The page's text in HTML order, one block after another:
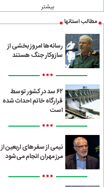
بیشتر
مطالب استانها
رسانه‌ها امروز بخشی از
سازوکار جنگ هستند
•••
۶۲ سد در کشور توسط
قرارگاه خاتم احداث شده
است
•••
نیمی از سفرهای اربعین از
مرز مهران انجام می‌شود
•••